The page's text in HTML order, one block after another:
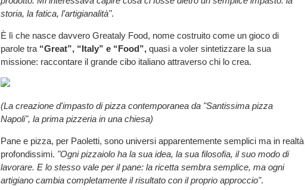
storia, la fatica, l’artigianalità".
È lì che nasce davvero Greataly Food, nome costruito come un gioco di
parole tra “Great”, “Italy” e “Food”, quasi a voler sintetizzare la sua
missione: raccontare il grande cibo italiano attraverso chi lo crea.
(La creazione d'impasto di pizza contemporanea da "Santissima pizza
Napoli", la prima pizzeria in una chiesa)
Pane e pizza, per Paoletti, sono universi apparentemente semplici ma in realtà
profondissimi. "Ogni pizzaiolo ha la sua idea, la sua filosofia, il suo modo di
lavorare. E lo stesso vale per il pane: la ricetta sembra semplice, ma ogni
artigiano cambia completamente il risultato con il proprio approccio".